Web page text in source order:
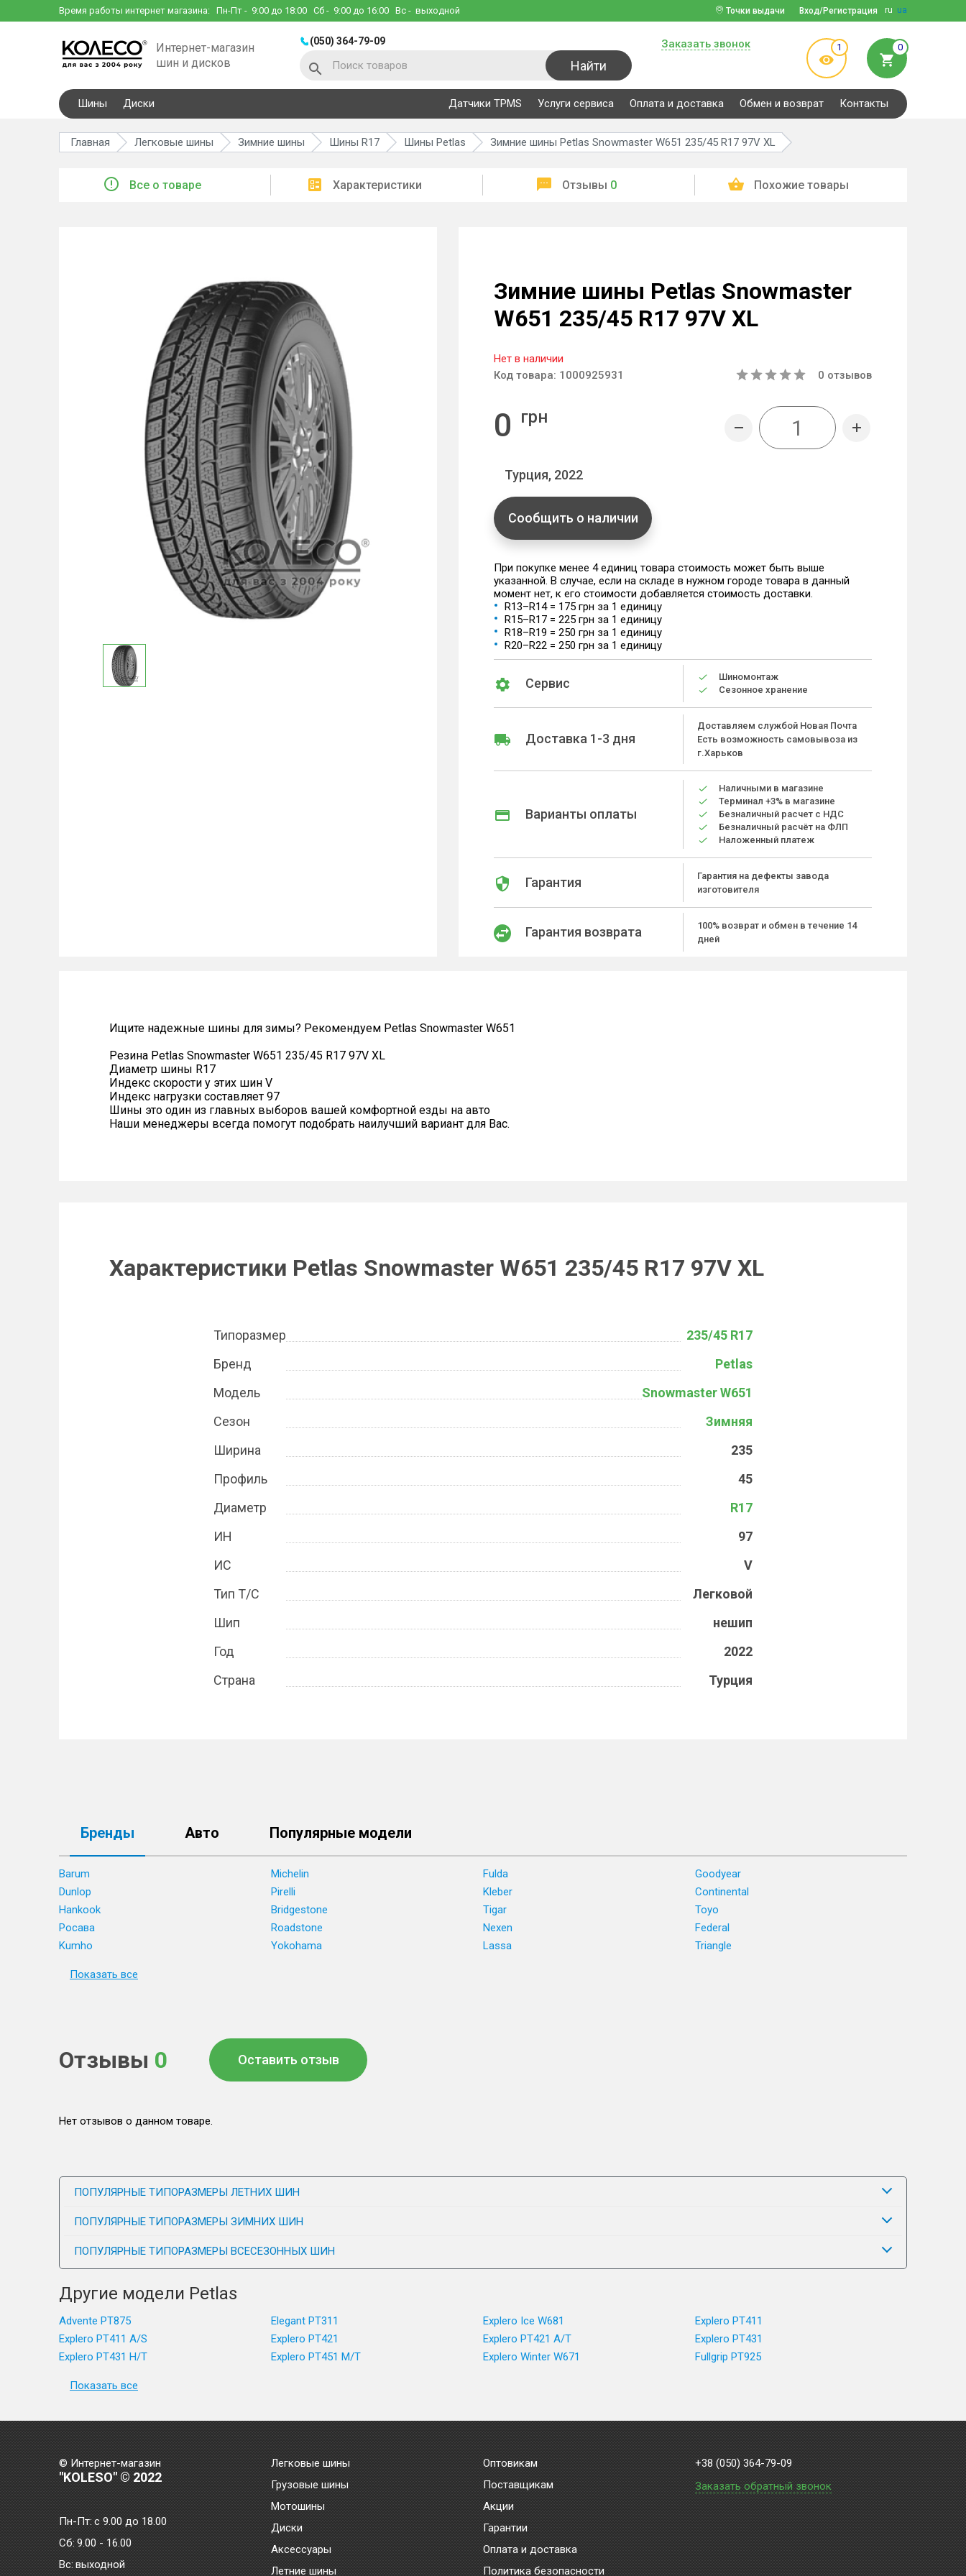
Время работы интернет магазина: Пн-Пт - 9:00 до 18:00 Сб - 9:00 до 16:00 Вс - выходной ru ua
Вход/Регистрация
Точки выдачи
Интернет-магазин
шин и дисков
(050) 364-79-09
Найти
Заказать звонок 1 0
Шины Диски Датчики TPMS Услуги сервиса Оплата и доставка Обмен и возврат Контакты
Главная Легковые шины Зимние шины Шины R17 Шины Petlas Зимние шины Petlas Snowmaster W651 235/45 R17 97V XL
Все о товаре Характеристики Отзывы 0 Похожие товары
Зимние шины Petlas Snowmaster
W651 235/45 R17 97V XL
Нет в наличии
Код товара: 1000925931 0 отзывов
0 грн
Турция, 2022
Сообщить о наличии
При покупке менее 4 единиц товара стоимость может быть выше
указанной. В случае, если на складе в нужном городе товара в данный
момент нет, к его стоимости добавляется стоимость доставки.
R13–R14 = 175 грн за 1 единицу
R15–R17 = 225 грн за 1 единицу
R18–R19 = 250 грн за 1 единицу
R20–R22 = 250 грн за 1 единицу
Сервис
Шиномонтаж
Сезонное хранение
Доставка 1-3 дня
Доставляем службой Новая Почта
Есть возможность самовывоза из
г.Харьков
Варианты оплаты
Наличными в магазине
Терминал +3% в магазине
Безналичный расчет с НДС
Безналичный расчёт на ФЛП
Наложенный платеж
Гарантия
Гарантия на дефекты завода
изготовителя
Гарантия возврата
100% возврат и обмен в течение 14
дней
Ищите надежные шины для зимы? Рекомендуем Petlas Snowmaster W651
Резина Petlas Snowmaster W651 235/45 R17 97V XL
Диаметр шины R17
Индекс скорости у этих шин V
Индекс нагрузки составляет 97
Шины это один из главных выборов вашей комфортной езды на авто
Наши менеджеры всегда помогут подобрать наилучший вариант для Вас.
Характеристики Petlas Snowmaster W651 235/45 R17 97V XL
Типоразмер
235/45 R17
Бренд
Petlas
Модель
Snowmaster W651
Сезон
Зимняя
Ширина
235
Профиль
45
Диаметр
R17
ИН
97
ИС
V
Тип Т/С
Легковой
Шип
нешип
Год
2022
Страна
Турция
Бренды Авто Популярные модели
Barum Michelin Fulda
Goodyear
Dunlop
Pirelli Kleber
Continental
Hankook
Bridgestone Tigar
Toyo
Росава
Roadstone Nexen
Federal
Kumho
Yokohama Lassa Triangle
Показать все
Отзывы 0 Оставить отзыв
Нет отзывов о данном товаре.
ПОПУЛЯРНЫЕ ТИПОРАЗМЕРЫ ЛЕТНИХ ШИН
ПОПУЛЯРНЫЕ ТИПОРАЗМЕРЫ ЗИМНИХ ШИН
ПОПУЛЯРНЫЕ ТИПОРАЗМЕРЫ ВСЕСЕЗОННЫХ ШИН
Другие модели Petlas
Advente PT875 Elegant PT311 Explero Ice W681
Explero PT411
Explero PT411 A/S
Explero PT421 Explero PT421 A/T
Explero PT431
Explero PT431 H/T
Explero PT451 M/T Explero Winter W671 Fullgrip PT925
Показать все
© Интернет-магазин
"KOLESO" © 2022
Пн-Пт:с 9.00 до 18.00
Сб: 9.00 - 16.00
Bc: выходной
Легковые шины
Грузовые шины
Мотошины
Диски
Аксессуары
Летние шины
Оптовикам
Поставщикам
Акции
Гарантии
Оплата и доставка
Политика безопасности
+38 (050) 364-79-09
Заказать обратный звонок